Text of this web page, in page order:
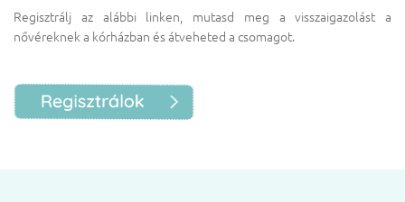
Regisztrálj az alábbi linken, mutasd meg a visszaigazolást a
nővéreknek a kórházban és átveheted a csomagot.